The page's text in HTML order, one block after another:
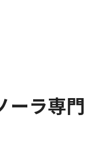
ーラ専門